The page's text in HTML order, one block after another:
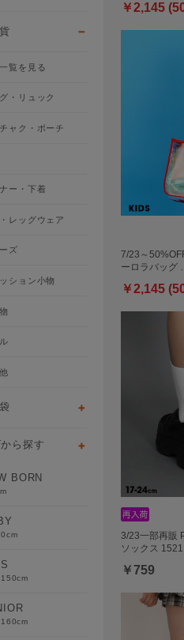
￥2,145
7/23～
ーロラバッグ
￥2,145
3/23一部再販
ソックス 1521
￥759
覧を見る
・リュック
ャク・ポーチ
ー・下着
レッグウェア
ズ
ション小物
ら探す
BORN